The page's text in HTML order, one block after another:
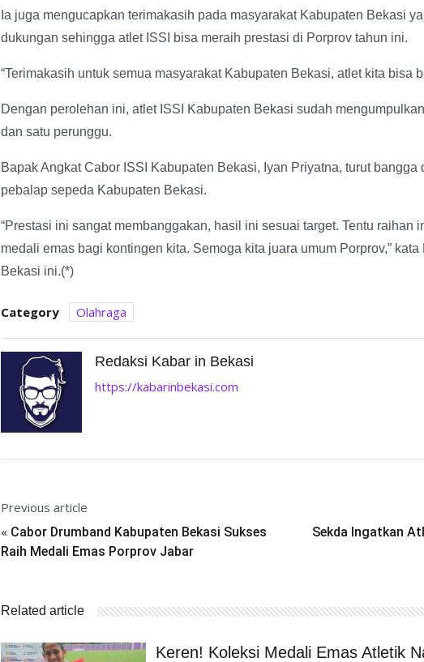
Ia juga mengucapkan terimakasih pada masyarakat Kabupaten Bekasi
dukungan sehingga atlet ISSI bisa meraih prestasi di Porprov tahun ini.
“Terimakasih untuk semua masyarakat Kabupaten Bekasi, atlet kita bisa
Dengan perolehan ini, atlet ISSI Kabupaten Bekasi sudah
dan satu perunggu.
Bapak Angkat Cabor ISSI Kabupaten Bekasi, Iyan Priyatna, turut
pebalap sepeda Kabupaten Bekasi.
“Prestasi ini sangat membanggakan, hasil ini sesuai target. Tentu raihan
medali emas bagi kontingen kita. Semoga kita juara umum Porprov,”
Bekasi ini.(*)
Category Olahraga
Redaksi Kabar in Bekasi
https://kabarinbekasi.com
Previous article
« Cabor Drumband Kabupaten Bekasi Sukses
Raih Medali Emas Porprov Jabar
Sekda Ingatkan
Related article
Keren! Koleksi Medali Emas Atletik